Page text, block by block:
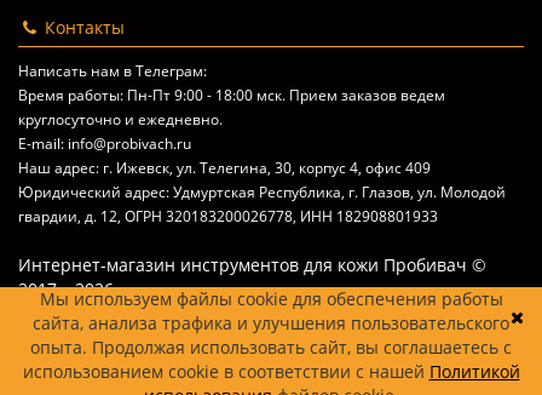
Мы используем файлы cookie для обеспечения работы
сайта, анализа трафика и улучшения пользовательского
опыта. Продолжая использовать сайт, вы соглашаетесь с
использованием cookie в соответствии с нашей Политикой
Контакты
Написать нам в Телеграм:
Время работы: Пн-Пт 9:00 - 18:00 мск. Прием заказов ведем
круглосуточно и ежедневно.
E-mail: info@probivach.ru
Наш адрес: г. Ижевск, ул. Телегина, 30, корпус 4, офис 409
Юридический адрес: Удмуртская Республика, г. Глазов, ул. Молодой
гвардии, д. 12, ОГРН 320183200026778, ИНН 182908801933
Интернет-магазин инструментов для кожи Пробивач ©
2017 – 2026